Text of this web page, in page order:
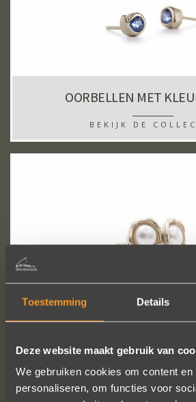
Toestemming Details
Deze website maakt gebruik van
We gebruiken cookies om content
personaliseren, om functies voor
OORBELLEN MET
BEKIJK DE
OORBELLEN MET